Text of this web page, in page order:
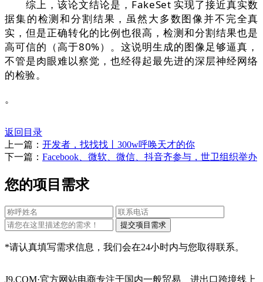
综上，该论文结论是，FakeSet 实现了接近真实数
据集的检测和分割结果，虽然大多数图像并不完全真
实，但是正确转化的比例也很高，检测和分割结果也是
高可信的（高于80%）。这说明生成的图像足够逼真，
不管是肉眼难以察觉，也经得起最先进的深层神经网络
的检验。
。
返回目录
上一篇： 开发者，找找找丨300w呼唤天才的你
下一篇： Facebook、微软、微信、抖音齐参与，世卫组织举办
您的项目需求
*请认真填写需求信息，我们会在24小时内与您取得联系。
J9.COM·官方网站电商专注于国内一般贸易、进出口跨境线上